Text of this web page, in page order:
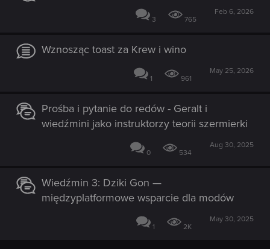
3 765
Feb 6, 2026
Wznosząc toast za Krew i wino
1 961
May 25, 2026
Prośba i pytanie do redów - Geralt i
wiedźmini jako instruktorzy teorii szermierki
0 534
Aug 30, 2025
Wiedźmin 3: Dziki Gon —
międzyplatformowe wsparcie dla modów
1 2K
May 30, 2025